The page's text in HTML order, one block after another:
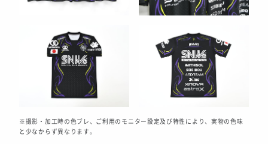
※撮影・加工時の色ブレ、ご利用のモニター設定及び特性により、実物の色味
と少なからず異なります。